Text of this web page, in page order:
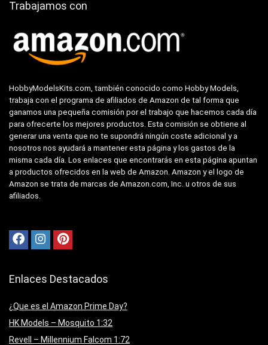
Trabajamos con
HobbyModelsKits.com, también conocido como Hobby Models,
trabaja con el programa de afiliados de Amazon de tal forma que
ganamos una pequeña comisión por el trabajo que hacemos cada día
para ofrecerte los mejores productos. Esta comisión se obtiene al
generar una venta que no te supondrá ningún coste adicional y a
nosotros nos ayudará a mantener esta página y los gastos de la
misma cada día. Los enlaces que encontrarás en esta página apuntan
a productos ofrecidos en la web de Amazon. Amazon y el logo de
Amazon se trata de marcas de Amazon.com, Inc. u otros de sus
afiliados.
Enlaces Destacados
¿Que es el Amazon Prime Day?
HK Models – Mosquito 1:32
Revell – Millennium Falcom 1:72